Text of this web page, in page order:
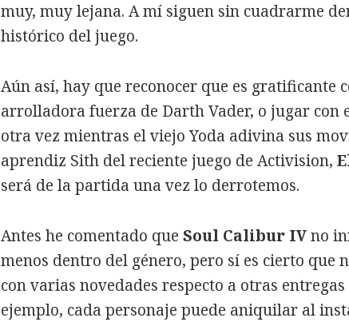
muy, muy lejana. A mí siguen sin cuadrarme
histórico del juego.
Aún así, hay que reconocer que es gratificante
arrolladora fuerza de Darth Vader, o jugar con
otra vez mientras el viejo Yoda adivina sus
aprendiz Sith del reciente juego de Activision,
será de la partida una vez lo derrotemos.
Antes he comentado queSoul Calibur IVno
menos dentro del género, pero sí es cierto que
con varias novedades respecto a otras entregas
ejemplo, cada personaje puede aniquilar al